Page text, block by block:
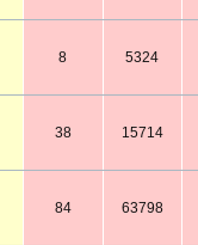
8 5324
38 15714
84 63798